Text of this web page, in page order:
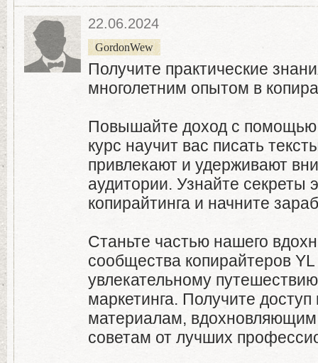
22.06.2024
GordonWew
Получите практические
многолетним опытом в
Повышайте доход с помощью
курс научит вас писать
привлекают и удерживают
аудитории. Узнайте секреты
копирайтинга и начните
Станьте частью нашего
сообщества копирайтеров
увлекательному
маркетинга. Получите
материалам,
советам от лучших